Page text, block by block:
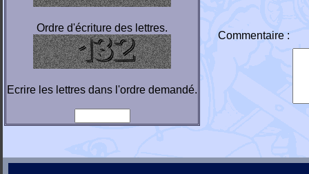
Ordre d'écriture des lettres.
Ecrire les lettres dans l'ordre demandé.
Commentaire :